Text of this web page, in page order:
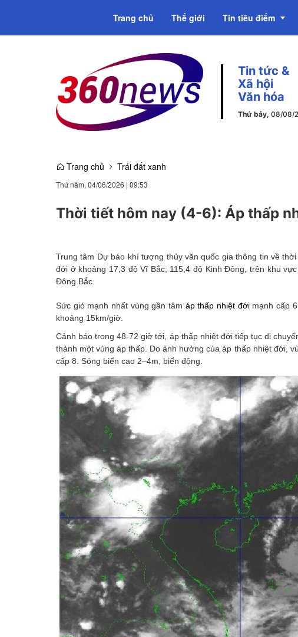
Trang chủ Thế giới Tin tiêu điểm
Emagazine
Tin tức &
Xã hội
Văn hóa
Thứ bảy, 08/08/
Trang chủ Trái đất xanh
Thứ năm, 04/06/2026 | 09:53
Thời tiết hôm nay (4-6): Áp thấp
Trung tâm Dự báo khí tượng thủy văn quốc gia thông tin về
đới ở khoảng 17,3 độ Vĩ Bắc; 115,4 độ Kinh Đông, trên khu
Đông Bắc.
Sức gió mạnh nhất vùng gần tâm áp thấp nhiệt đớimạnh cấp 6
khoảng 15km/giờ.
Cảnh báo trong 48-72 giờ tới, áp thấp nhiệt đới tiếp tục di
thành một vùng áp thấp. Do ảnh hưởng của áp thấp nhiệt đới,
cấp 8. Sóng biển cao 2–4m, biển động.